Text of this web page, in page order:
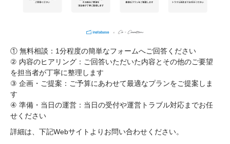
① 無料相談：1分程度の簡単なフォームへご回答ください
② 内容のヒアリング：ご回答いただいた内容とその他のご要望
を担当者が丁寧に整理します
③ 企画・ご提案：ご予算にあわせて最適なプランをご提案しま
す
④ 準備・当日の運営：当日の受付や運営トラブル対応までお任
せください
詳細は、下記Webサイトよりお問い合わせください。